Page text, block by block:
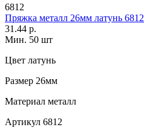
6812
Пряжка металл 26мм латунь 6812
31.44 р.
Мин. 50 шт
Цвет латунь
Размер 26мм
Материал металл
Артикул 6812